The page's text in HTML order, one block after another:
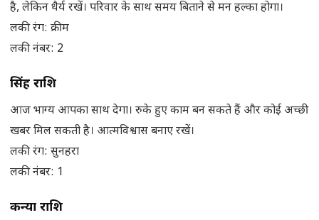
है, लेकिन धैर्य रखें। परिवार के साथ समय बिताने से मन हल्का होगा।
लकी रंग: क्रीम
लकी नंबर: 2
सिंह राशि
आज भाग्य आपका साथ देगा। रुके हुए काम बन सकते हैं और कोई अच्छी
खबर मिल सकती है। आत्मविश्वास बनाए रखें।
लकी रंग: सुनहरा
लकी नंबर: 1
कन्या राशि